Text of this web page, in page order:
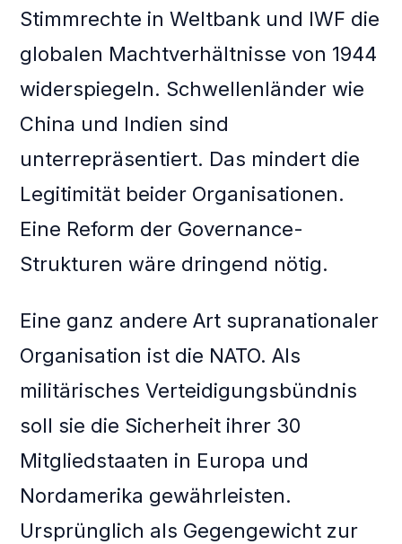
Stimmrechte in Weltbank und IWF die
globalen Machtverhältnisse von 1944
widerspiegeln. Schwellenländer wie
China und Indien sind
unterrepräsentiert. Das mindert die
Legitimität beider Organisationen.
Eine Reform der Governance-
Strukturen wäre dringend nötig.
Eine ganz andere Art supranationaler
Organisation ist die NATO. Als
militärisches Verteidigungsbündnis
soll sie die Sicherheit ihrer 30
Mitgliedstaaten in Europa und
Nordamerika gewährleisten.
Ursprünglich als Gegengewicht zur